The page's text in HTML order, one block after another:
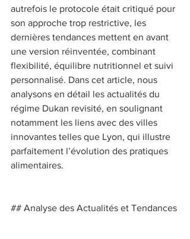
autrefois le protocole était critiqué pour
son approche trop restrictive, les
dernières tendances mettent en avant
une version réinventée, combinant
flexibilité, équilibre nutritionnel et suivi
personnalisé. Dans cet article, nous
analysons en détail les actualités du
régime Dukan revisité, en soulignant
notamment les liens avec des villes
innovantes telles que Lyon, qui illustre
parfaitement l’évolution des pratiques
alimentaires.
## Analyse des Actualités et Tendances